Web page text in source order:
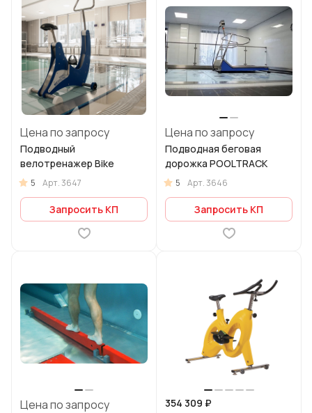
Цена по запросу
Подводный
велотренажер Bike
5 Арт.3647
Запросить КП
Цена по запросу
Подводная беговая
дорожка POOLTRACK
5 Арт.3646
Запросить КП
Цена по запросу
354 309 ₽